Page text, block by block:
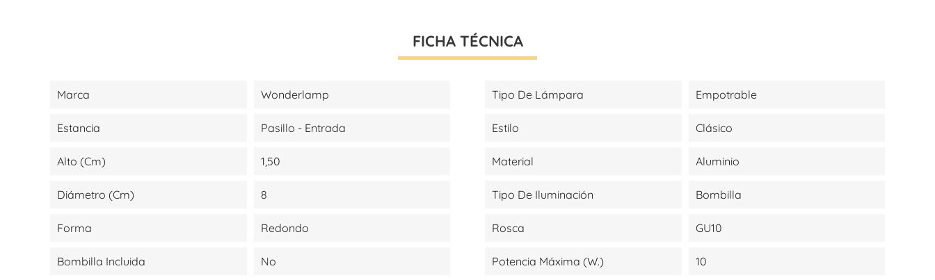
FICHA TÉCNICA
Marca Wonderlamp Tipo De Lámpara Empotrable
Estancia Pasillo - Entrada Estilo Clásico
Alto (cm) 1,50 Material Aluminio
Diámetro (cm) 8 Tipo De Iluminación Bombilla
Forma Redondo Rosca GU10
Bombilla Incluida No Potencia Máxima (W.) 10